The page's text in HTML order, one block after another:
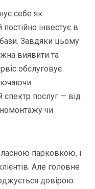
себе як
інвестує в
бази. Завдяки цьому
виявити та
обслуговує
спектр послуг — від
чи
парковкою, і
Але головне
довірою